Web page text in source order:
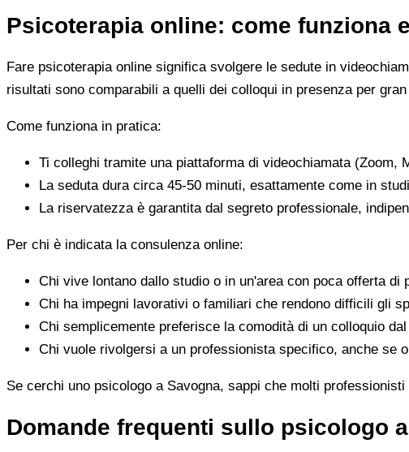
Psicoterapia online: come funziona
Fare psicoterapia online significa svolgere le sedute in
risultati sono comparabili a quelli dei colloqui in presenza per
Come funziona in pratica:
Ti colleghi tramite una piattaforma di videochiamata (Zoom,
La seduta dura circa 45-50 minuti, esattamente come in
La riservatezza è garantita dal segreto professionale,
Per chi è indicata la consulenza online:
Chi vive lontano dallo studio o in un'area con poca offerta di
Chi ha impegni lavorativi o familiari che rendono difficili gli
Chi semplicemente preferisce la comodità di un colloquio
Chi vuole rivolgersi a un professionista specifico, anche se
Se cerchi uno psicologo a Savogna, sappi che molti
Domande frequenti sullo psicologo